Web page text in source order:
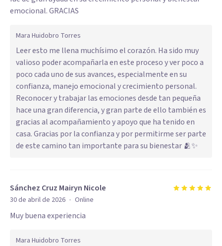
emocional. GRACIAS
Mara Huidobro Torres
Leer esto me llena muchísimo el corazón. Ha sido muy
valioso poder acompañarla en este proceso y ver poco a
poco cada uno de sus avances, especialmente en su
confianza, manejo emocional y crecimiento personal.
Reconocer y trabajar las emociones desde tan pequeña
hace una gran diferencia, y gran parte de ello también es
gracias al acompañamiento y apoyo que ha tenido en
casa. Gracias por la confianza y por permitirme ser parte
de este camino tan importante para su bienestar 🫂✨
Sánchez Cruz Mairyn Nicole
30 de abril de 2026 · Online
Muy buena experiencia
Mara Huidobro Torres